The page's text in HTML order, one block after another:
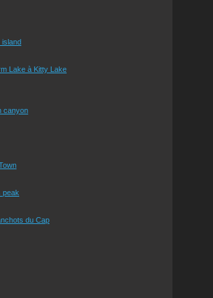
island
Lake à Kitty Lake
canyon
peak
du Cap